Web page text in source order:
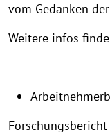
vom Gedanken
Weitere infos